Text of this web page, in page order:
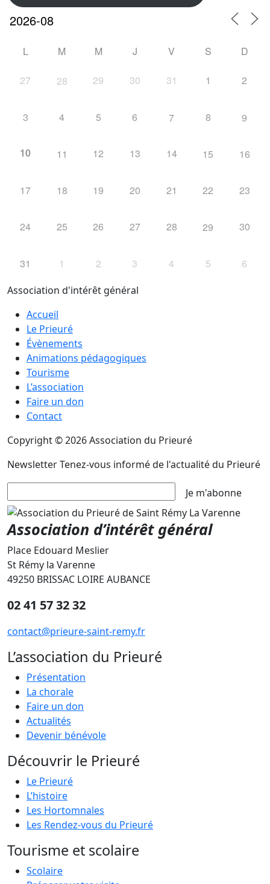
L M M J V S D
27 28 29 30 31 1 2
3 4 5 6 7 8 9
10 11 12 13 14 15 16
17 18 19 20 21 22 23
24 25 26 27 28 29 30
31 1 2 3 4 5 6
Association d'intérêt général
Accueil
Le Prieuré
Évènements
Animations pédagogiques
Tourisme
L’association
Faire un don
Contact
Copyright © 2026 Association du Prieuré
NewsletterTenez-vous informé de l'actualité du Prieuré
Je m'abonne
Association d’intérêt général
Place Edouard Meslier
St Rémy la Varenne
49250 BRISSAC LOIRE AUBANCE
02 41 57 32 32
contact@prieure-saint-remy.fr
L’association du Prieuré
Présentation
La chorale
Faire un don
Actualités
Devenir bénévole
Découvrir le Prieuré
Le Prieuré
L’histoire
Les Hortomnales
Les Rendez-vous du Prieuré
Tourisme et scolaire
Scolaire